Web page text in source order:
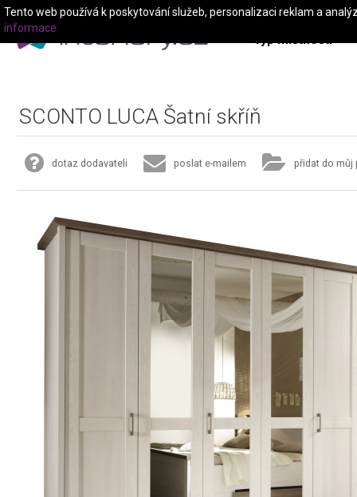
Typ místnosti
SCONTO LUCA Šatní skříň
dotaz dodavateli poslat e-mailem přidat do můj
Tento web používá k poskytování služeb, personalizaci reklam a
informace